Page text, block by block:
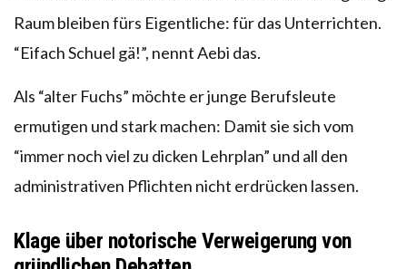
Raum bleiben fürs Eigentliche: für das Unterrichten.
“Eifach Schuel gä!”, nennt Aebi das.
Als “alter Fuchs” möchte er junge Berufsleute
ermutigen und stark machen: Damit sie sich vom
“immer noch viel zu dicken Lehrplan” und all den
administrativen Pflichten nicht erdrücken lassen.
Klage über notorische Verweigerung von